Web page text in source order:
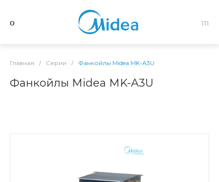
Главная / Серии / Фанкойлы Midea MK-A3U
Фанкойлы Midea MK-A3U